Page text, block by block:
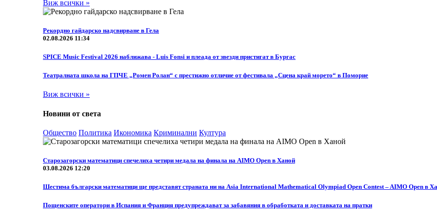
Виж всички »
Рекордно гайдарско надсвирване в Гела
02.08.2026 11:34
SPICE Music Festival 2026 наближава - Luis Fonsi и плеада от звезди пристигат в Бургас
Театралната школа на ГПЧЕ „Ромен Ролан“ с престижно отличие от фестивала „Сцена край морето“ в Поморие
Виж всички »
Новини от света
Общество Политика Икономика Криминални Култура
Старозагорски математици спечелиха четири медала на финала на AIMO Open в Ханой
03.08.2026 12:20
Шестима български математици ще представят страната ни на Asia International Mathematical Olympiad Open Contest – AIMO Open в
Пощенските оператори в Испания и Франция предупреждават за забавяния в обработката и доставката на пратки